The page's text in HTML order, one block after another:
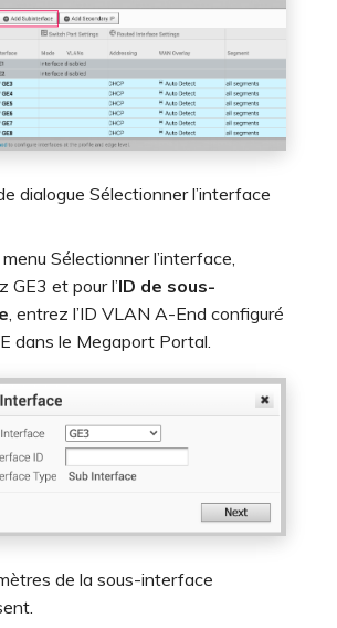
dialogue Sélectionner l’interface
Sélectionner l’interface,
GE3 et pour l’ID de sous-
, entrez l’ID VLAN A-End configuré
dans le Megaport Portal.
de la sous-interface